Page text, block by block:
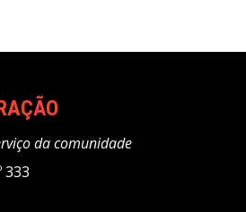
da comunidade
333